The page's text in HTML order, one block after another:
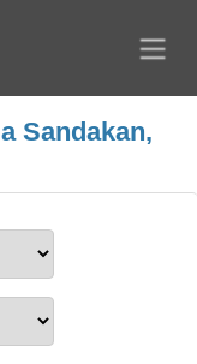
Sandakan,